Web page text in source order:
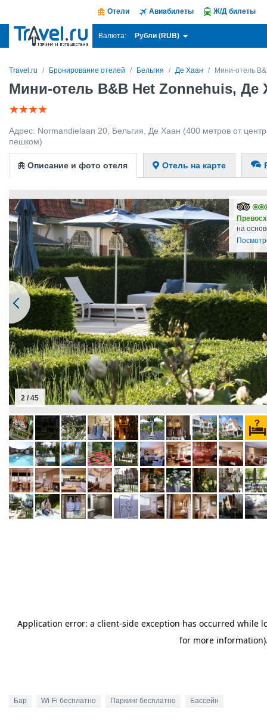
Отели Авиабилеты Ж/Д билеты
Валюта: Рубли (RUB)
Travel.ru Бронирование отелей Бельгия Де Хаан Мини-отель
Мини-отель B&B Het Zonnehuis, Де
Адрес: Normandielaan 20 Бельгия Де Хаан (400 метров от
пешком)
Описание и фото отеля Отель на карте
на
2 / 45
Бар Wi-Fi бесплатно Паркинг бесплатно Бассейн